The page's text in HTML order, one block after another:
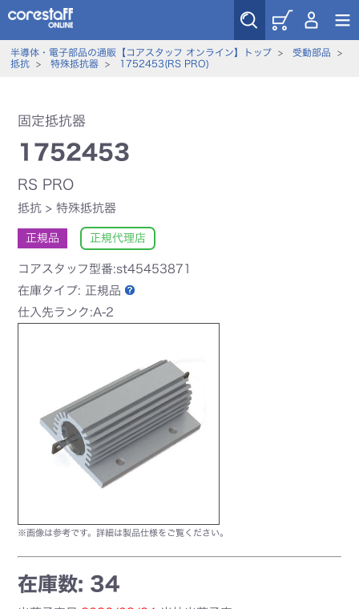
半導体・電子部品の通販【コアスタッフ オンライン】トップ> 受動部品 >
抵抗> 特殊抵抗器> 1752453(RS PRO)
固定抵抗器
1752453
RS PRO
抵抗 >特殊抵抗器
正規品 正規代理店
コアスタッフ型番:st45453871
在庫タイプ: 正規品
仕入先ランク:A-2
※画像は参考です。詳細は製品仕様をご覧ください。
在庫数: 34